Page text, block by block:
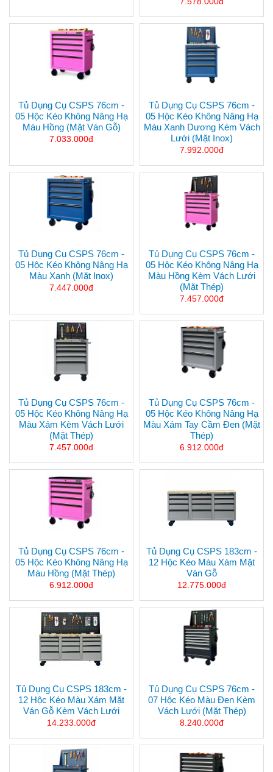
Tủ Dụng Cụ CSPS 76cm -
05 Hộc Kéo Không Nâng Hạ
Màu Hồng (mặt Ván Gỗ)
7.033.000đ
Tủ Dụng Cụ CSPS 76cm -
05 Hộc Kéo Không Nâng Hạ
Màu Xanh Dương Kèm Vách
Lưới (mặt Inox)
7.992.000đ
Tủ Dụng Cụ CSPS 76cm -
05 Hộc Kéo Không Nâng Hạ
Màu Xanh (mặt Inox)
7.447.000đ
Tủ Dụng Cụ CSPS 76cm -
05 Hộc Kéo Không Nâng Hạ
Màu Hồng Kèm Vách Lưới
(mặt Thép)
7.457.000đ
Tủ Dụng Cụ CSPS 76cm -
05 Hộc Kéo Không Nâng Hạ
Màu Xám Kèm Vách Lưới
(mặt Thép)
7.457.000đ
Tủ Dụng Cụ CSPS 76cm -
05 Hộc Kéo Không Nâng Hạ
Màu Xám Tay Cầm Đen (mặt
Thép)
6.912.000đ
Tủ Dụng Cụ CSPS 76cm -
05 Hộc Kéo Không Nâng Hạ
Màu Hồng (mặt Thép)
6.912.000đ
Tủ Dụng Cụ CSPS 183cm -
12 Hộc Kéo Màu Xám Mặt
Ván Gỗ
12.775.000đ
Tủ Dụng Cụ CSPS 183cm -
12 Hộc Kéo Màu Xám Mặt
Ván Gỗ Kèm Vách Lưới
14.233.000đ
Tủ Dụng Cụ CSPS 76cm -
07 Hộc Kéo Màu Đen Kèm
Vách Lưới (mặt Thép)
8.240.000đ